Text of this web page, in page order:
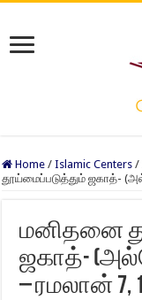
Home / Islamic Centers /
தூய்மைப்படுத்தும் ஜகாத்-
மனிதனை
ஜகாத்-
– ரமலான் 7,